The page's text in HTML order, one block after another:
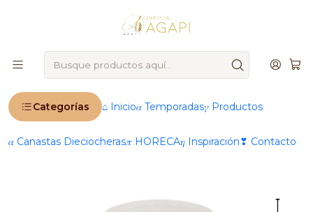
Categorías ⌂ Inicio𝛼 Temporadas𝛾 Productos
𝛼 Canastas Dieciocheras𝜋 HORECA𝜂 Inspiración❣ Contacto
IMPORTANTE: Ahora operamos 100 % online 🚨
Inicio Productos 🛍️ Envases & Utensilios
Envases
Pote Plástico con Tapa tipo Domo 8 oz